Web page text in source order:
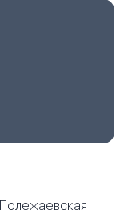
Полежаевская